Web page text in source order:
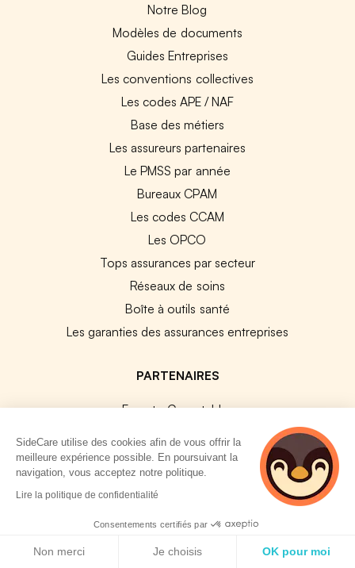
Notre Blog
Modèles de documents
Guides Entreprises
Les conventions collectives
Les codes APE / NAF
Base des métiers
Les assureurs partenaires
Le PMSS par année
Bureaux CPAM
Les codes CCAM
Les OPCO
Tops assurances par secteur
Réseaux de soins
Boîte à outils santé
Les garanties des assurances entreprises
PARTENAIRES
Experts-Comptables
Payfit & SideCare
Lucca & SideCare
Nibelis & SideCare
Livi & SideCare
Lianeli & SideCare
SideCare utilise des cookies afin de vous offrir la
meilleure expérience possible. En poursuivant la
navigation, vous acceptez notre politique.
Lire la politique de confidentialité
Consentements certifiés par
Non merci Je choisis OK pour moi
2 personnes
consultent
actuellement cette